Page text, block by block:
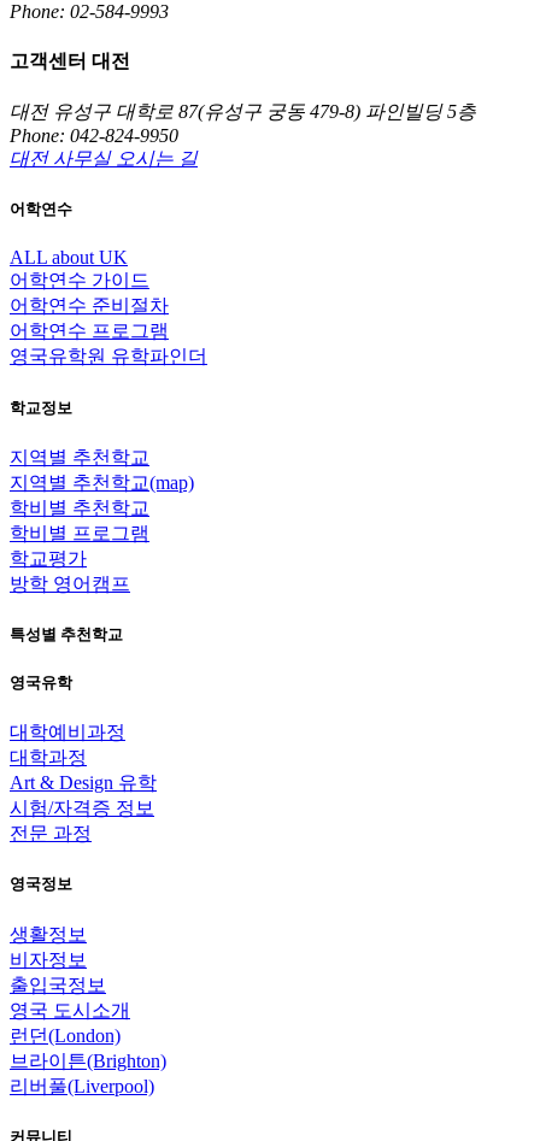
Phone: 02-584-9993
고객센터 대전
대전 유성구 대학로 87(유성구 궁동 479-8) 파인빌딩 5층
Phone: 042-824-9950
대전 사무실 오시는 길
어학연수
ALL about UK
어학연수 가이드
어학연수 준비절차
어학연수 프로그램
영국유학원 유학파인더
학교정보
지역별 추천학교
지역별 추천학교(map)
학비별 추천학교
학비별 프로그램
학교평가
방학 영어캠프
특성별 추천학교
영국유학
대학예비과정
대학과정
Art & Design 유학
시험/자격증 정보
전문 과정
영국정보
생활정보
비자정보
출입국정보
영국 도시소개
런던(London)
브라이튼(Brighton)
리버풀(Liverpool)
커뮤니티